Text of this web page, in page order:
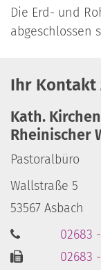
Die Erd- und
abgeschlossen
Ihr Kontakt
Kath.
Rheinischer
Pastoralbüro
Wallstraße 5
53567 Asbach
02683
02683